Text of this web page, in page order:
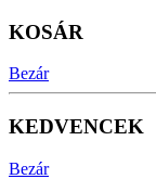
KOSÁR
Bezár
KEDVENCEK
Bezár